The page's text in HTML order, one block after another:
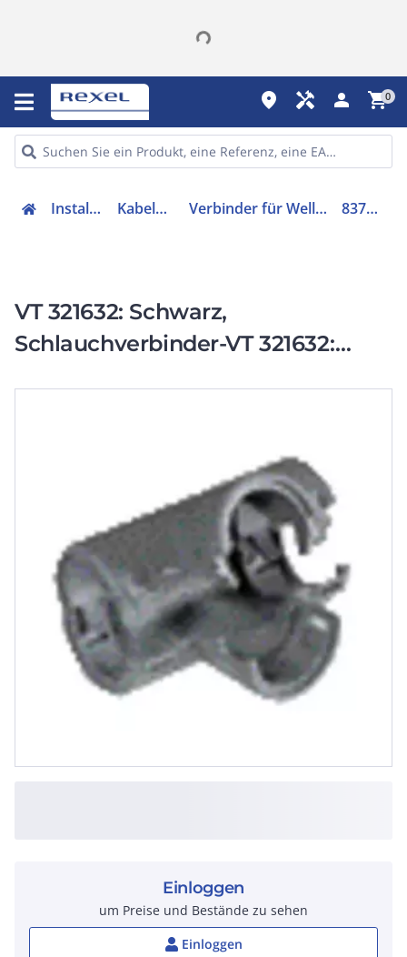
place handyman person shopping_cart0
Installation Kabelschutz Verbinder für Wellschläuche 83702456
VT 321632: Schwarz,
Schlauchverbinder-VT 321632:
Einloggen
um Preise und Bestände zu sehen
Einloggen